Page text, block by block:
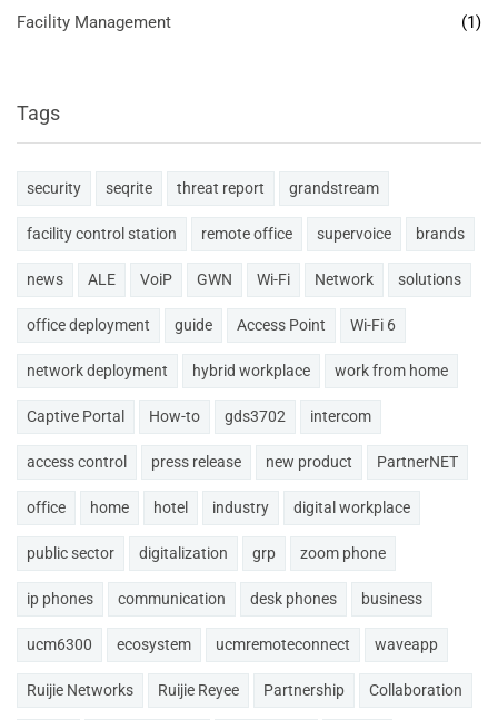
Facility Management (1)
Tags
security seqrite threat report grandstream
facility control station remote office supervoice brands
news ALE VoiP GWN Wi-Fi Network solutions
office deployment guide Access Point Wi-Fi 6
network deployment hybrid workplace work from home
Captive Portal How-to gds3702 intercom
access control press release new product PartnerNET
office home hotel industry digital workplace
public sector digitalization grp zoom phone
ip phones communication desk phones business
ucm6300 ecosystem ucmremoteconnect waveapp
Ruijie Networks Ruijie Reyee Partnership Collaboration